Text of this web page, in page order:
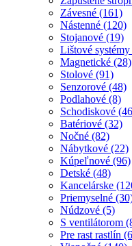
Závesné (161)
Nástenné (120)
Stojanové (19)
Lištové systémy
Magnetické (28)
Stolové (91)
Senzorové (48)
Podlahové (8)
Schodiskové
Batériové (32)
Nočné (82)
Nábytkové (22)
Kúpeľnové (96)
Detské (48)
Kancelárske
Priemyselné
Núdzové (5)
S ventilátorom
Pre rast rastlín